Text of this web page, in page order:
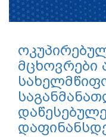
მცხოვრები